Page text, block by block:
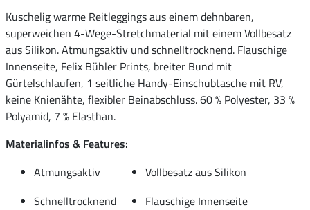
Kuschelig warme Reitleggings aus einem dehnbaren,
superweichen 4-Wege-Stretchmaterial mit einem Vollbesatz
aus Silikon. Atmungsaktiv und schnelltrocknend. Flauschige
Innenseite, Felix Bühler Prints, breiter Bund mit
Gürtelschlaufen, 1 seitliche Handy-Einschubtasche mit RV,
keine Knienähte, flexibler Beinabschluss. 60 % Polyester, 33 %
Polyamid, 7 % Elasthan.
Materialinfos & Features:
Atmungsaktiv
Vollbesatz aus Silikon
Schnelltrocknend
Flauschige Innenseite